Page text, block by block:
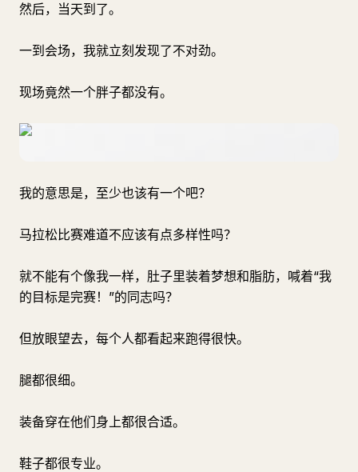
然后，当天到了。
一到会场，我就立刻发现了不对劲。
现场竟然一个胖子都没有。
我的意思是，至少也该有一个吧？
马拉松比赛难道不应该有点多样性吗？
就不能有个像我一样，肚子里装着梦想和脂肪，喊着“我
的目标是完赛！”的同志吗？
但放眼望去，每个人都看起来跑得很快。
腿都很细。
装备穿在他们身上都很合适。
鞋子都很专业。